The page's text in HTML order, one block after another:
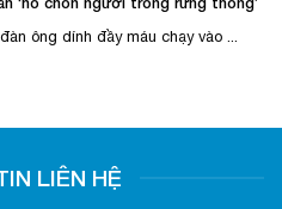
ông dính đầy máu chạy vào ...
LIÊN HỆ